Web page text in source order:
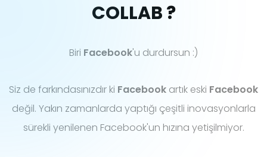
COLLAB ?
Biri Facebook'u durdursun :)
Siz de farkındasınızdır ki Facebook artık eski Facebook
değil. Yakın zamanlarda yaptığı çeşitli inovasyonlarla
sürekli yenilenen Facebook'un hızına yetişilmiyor.